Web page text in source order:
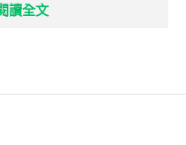
讀全文